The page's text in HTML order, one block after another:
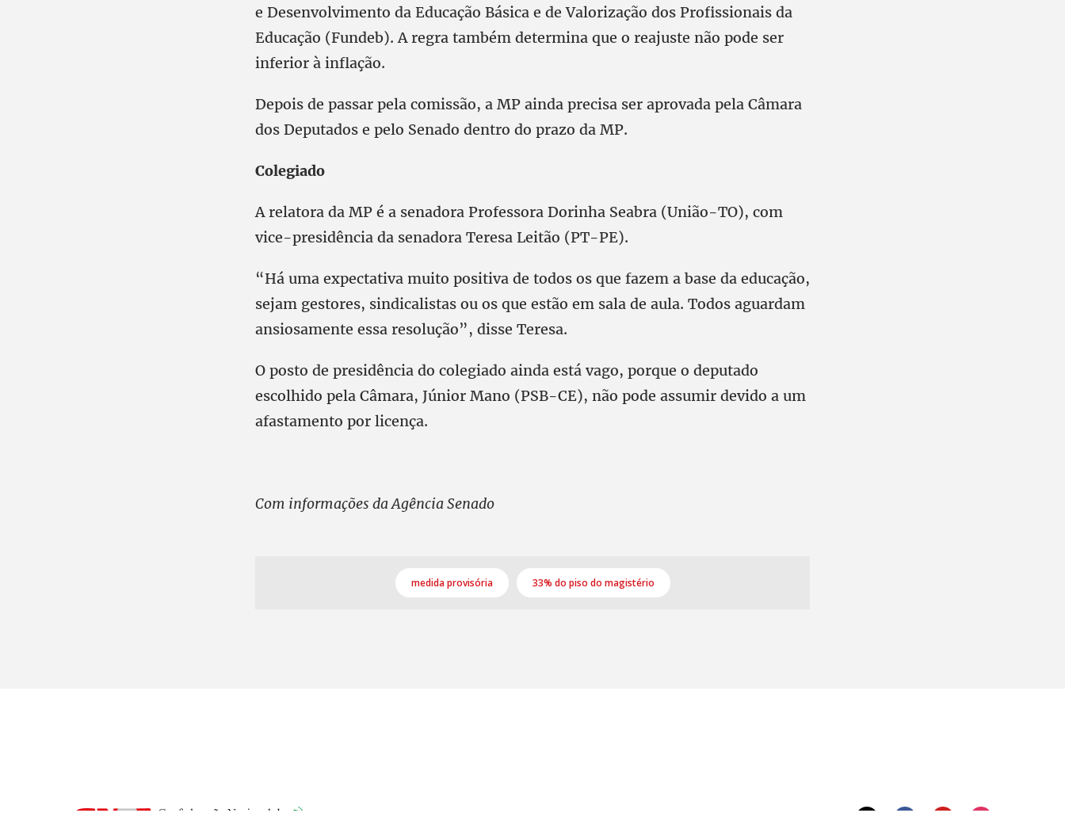
e Desenvolvimento da Educação Básica e de Valorização dos Profissionais da
Educação (Fundeb). A regra também determina que o reajuste não pode ser
inferior à inflação.
Depois de passar pela comissão, a MP ainda precisa ser aprovada pela Câmara
dos Deputados e pelo Senado dentro do prazo da MP.
Colegiado
A relatora da MP é a senadora Professora Dorinha Seabra (União-TO), com
vice-presidência da senadora Teresa Leitão (PT-PE).
“Há uma expectativa muito positiva de todos os que fazem a base da educação,
sejam gestores, sindicalistas ou os que estão em sala de aula. Todos aguardam
ansiosamente essa resolução”, disse Teresa.
O posto de presidência do colegiado ainda está vago, porque o deputado
escolhido pela Câmara, Júnior Mano (PSB-CE), não pode assumir devido a um
afastamento por licença.
Com informações da Agência Senado
medida provisória 33% do piso do magistério